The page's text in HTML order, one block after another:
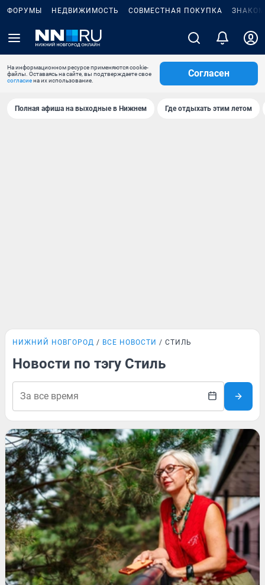
ФОРУМЫ НЕДВИЖИМОСТЬ СОВМЕСТНАЯ ПОКУПКА
На информационном ресурсе применяются cookie-
файлы. Оставаясь на сайте, вы подтверждаете свое
согласиена их использование.
Согласен
Полная афиша на выходные в Нижнем Где отдыхать этим летом
НИЖНИЙ НОВГОРОД ВСЕ НОВОСТИ СТИЛЬ
Новости по тэгу Стиль